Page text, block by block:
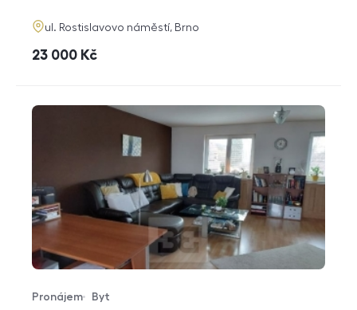
adresa
ul. Rostislavovo náměstí, Brno
cena
23 000 Kč
Typ nabídky
Pronájem
Typ nemovitosti
Byt